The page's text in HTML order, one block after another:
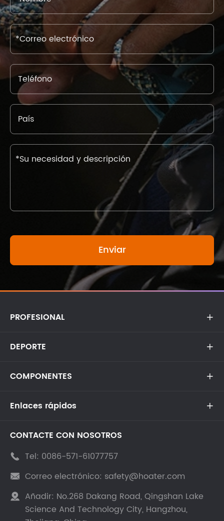
PROFESIONAL 
DEPORTE 
COMPONENTES 
Enlaces rápidos 
CONTACTE CON NOSOTROS
 Tel: 0086-571-61077757
 Correo electrónico: safety@hoater.com
 Añadir: No.268 Dakang Road, Qingshan Lake
Science And Technology City, Hangzhou,